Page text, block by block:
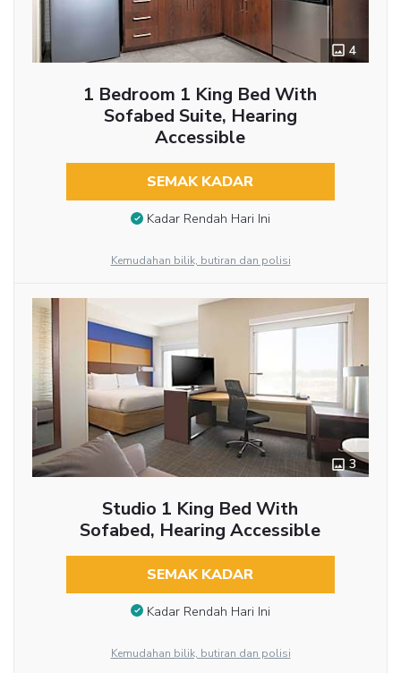
4
1 Bedroom 1 King Bed With
Sofabed Suite, Hearing
Accessible
SEMAK KADAR
Kadar Rendah Hari Ini
Kemudahan bilik, butiran dan polisi
3
Studio 1 King Bed With
Sofabed, Hearing Accessible
SEMAK KADAR
Kadar Rendah Hari Ini
Kemudahan bilik, butiran dan polisi